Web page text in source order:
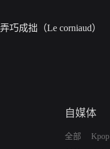
弄巧成拙（Le corniaud）
自媒体
全部
Kpop